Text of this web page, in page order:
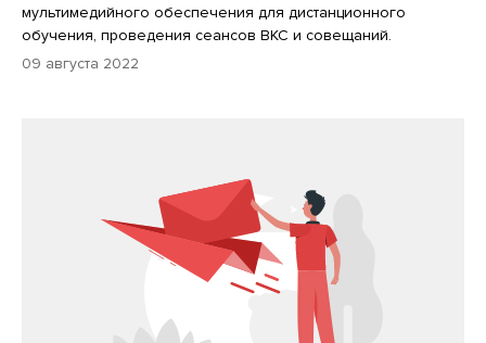
мультимедийного обеспечения для дистанционного
обучения, проведения сеансов ВКС и совещаний.
09 августа 2022